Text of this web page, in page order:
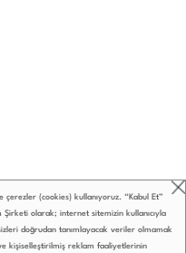
(cookies) kullanıyoruz. “Kabul Et”
Şirketi olarak; internet sitemizin kullanıcıyla
doğrudan tanımlayacak veriler olmamak
ve kişiselleştirilmiş reklam faaliyetlerinin